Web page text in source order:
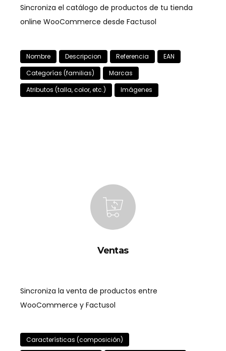
Sincroniza el catálogo de productos de tu tienda
online WooCommerce desde Factusol
Nombre Descripcion Referencia
EAN
Categorías (familias)
Marcas
Atributos (talla, color, etc.)
Imágenes
Ventas
Sincroniza la venta de productos entre
WooCommerce y Factusol
Características (composición)